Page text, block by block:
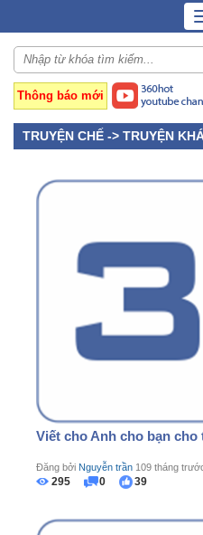
Thông báo mới
TRUYỆN CHẾ -> TRUYỆN
Viết cho Anh cho bạn cho
Đăng bởi Nguyễn trần 109 tháng
295 0 39